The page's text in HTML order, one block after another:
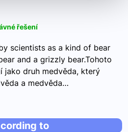
řešení
scientists as a kind of bear
and a grizzly bear.Tohoto
jako druh medvěda, který
a medvěda…
to